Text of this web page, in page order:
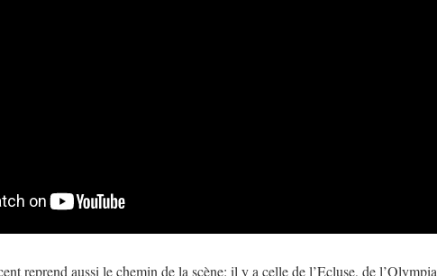
reprend aussi le chemin de la scène: il y a celle de l’Ecluse, de l’Olympia